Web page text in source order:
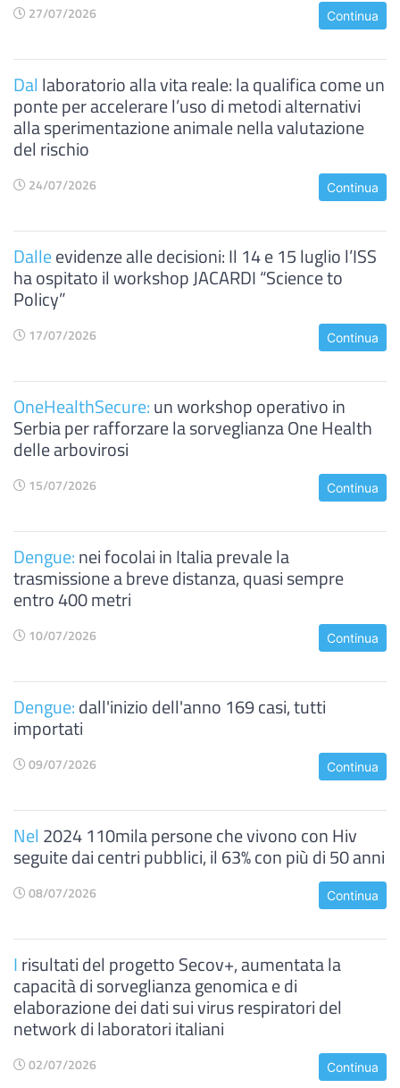
27/07/2026 Continua
Dal laboratorio alla vita reale: la qualifica come un
ponte per accelerare l’uso di metodi alternativi
alla sperimentazione animale nella valutazione
del rischio
24/07/2026 Continua
Dalleevidenze alle decisioni: Il 14 e 15 luglio l’ISS
ha ospitato il workshop JACARDI “Science to
Policy”
17/07/2026 Continua
OneHealthSecure:un workshop operativo in
Serbia per rafforzare la sorveglianza One Health
delle arbovirosi
15/07/2026 Continua
Dengue:nei focolai in Italia prevale la
trasmissione a breve distanza, quasi sempre
entro 400 metri
10/07/2026 Continua
Dengue:dall'inizio dell'anno 169 casi, tutti
importati
09/07/2026 Continua
Nel 2024 110mila persone che vivono con Hiv
seguite dai centri pubblici, il 63% con più di 50 anni
08/07/2026 Continua
Irisultati del progetto Secov+, aumentata la
capacità di sorveglianza genomica e di
elaborazione dei dati sui virus respiratori del
network di laboratori italiani
02/07/2026 Continua